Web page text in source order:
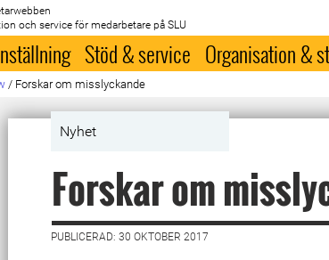
och service för medarbetare på SLU
Stöd & service Organisation &
/ Forskar om misslyckande
Nyhet
Forskar om
PUBLICERAD: 30 OKTOBER 2017